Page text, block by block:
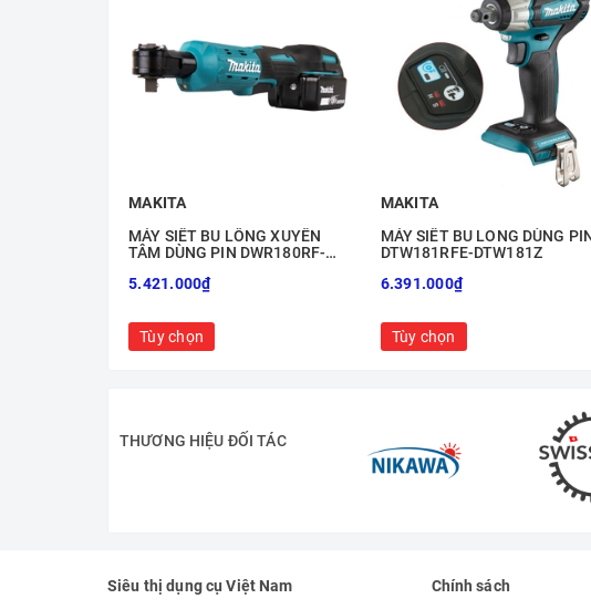
MAKITA
MÁY SIẾT BU LÔNG XUYÊN
TÂM DÙNG PIN DWR180RF-
5.421.000₫
Tùy chọn
MAKITA
MÁY SIẾT BU LONG DÙNG
DTW181RFE-DTW181Z
6.391.000₫
Tùy chọn
THƯƠNG HIỆU ĐỐI TÁC
Siêu thị dụng cụ Việt Nam Chính sách